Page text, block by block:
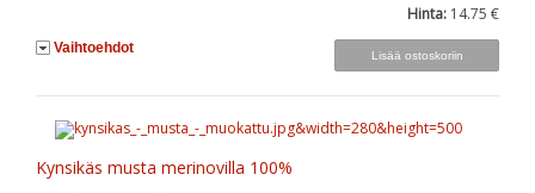
Hinta: 14.75 €
Vaihtoehdot
Kynsikäs musta merinovilla 100%